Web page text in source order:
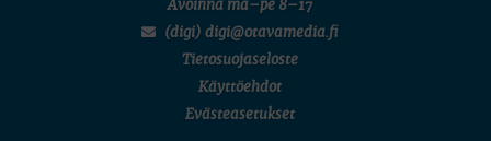
Avoinna ma–pe 8–17
(digi) digi@otavamedia.fi
Tietosuojaseloste
Käyttöehdot
Evästeasetukset